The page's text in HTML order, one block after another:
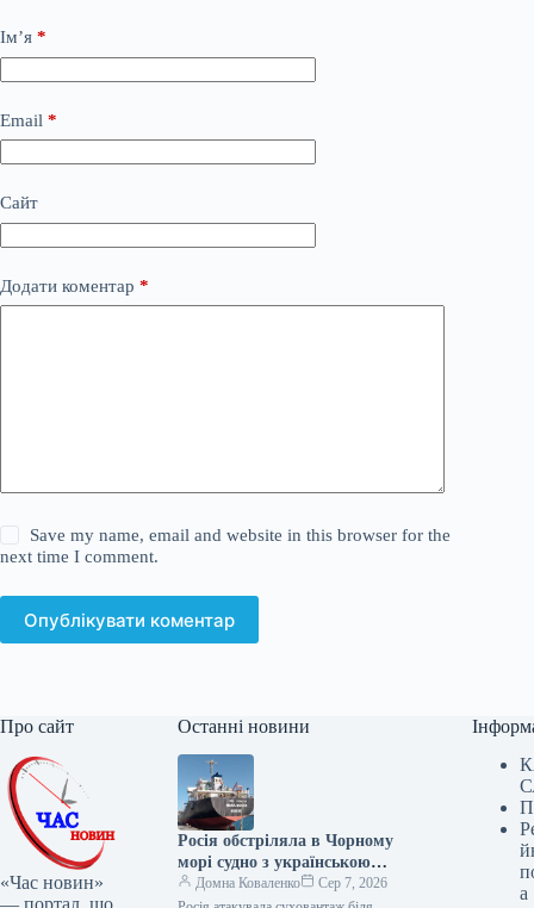
Ім’я *
Email *
Сайт
Додати коментар *
Save my name, email and website in this browser for the
next time I comment.
Опублікувати коментар
Про сайт
«Час новин»
— портал, що
Останні новини
Росія обстріляла в Чорному
морі судно з українською
пшеницею, загинув моряк
Домна Коваленко
Сер 7, 2026
а